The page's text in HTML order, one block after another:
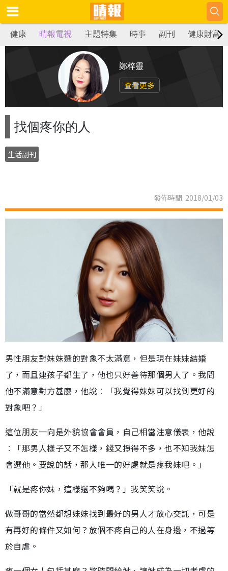
健康 晴報電視 主題特集 時事 副刊 健康財富
鄭梓靈
查看更多
找個疼你的人
生活副刊
發佈時間: 2018/01/03
男性朋友對妹妹選的對象不太滿意，但是現在妹妹結婚
了，而且連孩子都生了，他也只好善待那個男人了。我問
他不滿意對方甚麼，他說︰「我覺得妹妹可以找到更好的
對象吧？」
這位朋友一向是外貌協會會員，自己相當注意儀表，他說
︰「那男人樣子又不怎樣，錢又掙得不多，也不知我妹怎
會選他。要說的話，那人唯一的好處就是疼我妹吧。」
「就是疼你妹，這樣還不夠嗎？」我笑笑說。
做哥哥的當然都想妹妹找到最好的男人才放心交託，可是
有再好的條件又如何？放個不疼自己的人在身邊，不過等
於自虐。